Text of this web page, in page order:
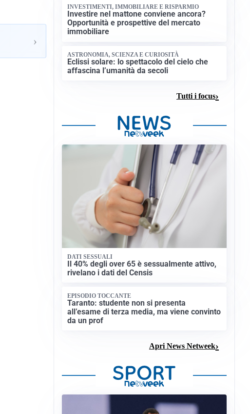
›
INVESTIMENTI, IMMOBILIARE E RISPARMIO
Investire nel mattone conviene ancora?
Opportunità e prospettive del mercato
immobiliare
ASTRONOMIA, SCIENZA E CURIOSITÀ
Eclissi solare: lo spettacolo del cielo che
affascina l’umanità da secoli
Tutti i focus
DATI SESSUALI
Il 40% degli over 65 è sessualmente attivo,
rivelano i dati del Censis
EPISODIO TOCCANTE
Taranto: studente non si presenta
all’esame di terza media, ma viene convinto
da un prof
Apri News Netweek